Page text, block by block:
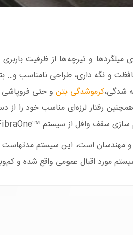
و تیرچه‌ها از ظرفیت
و نگه داری، طراحی نامناسب
شدگی،کرموشدگی بتنو حتی فروپاشی
رفتار لرزه‌ای مناسب خود را
است، این سیستم مدتهاست
مورد اقبال عمومی واقع شده و